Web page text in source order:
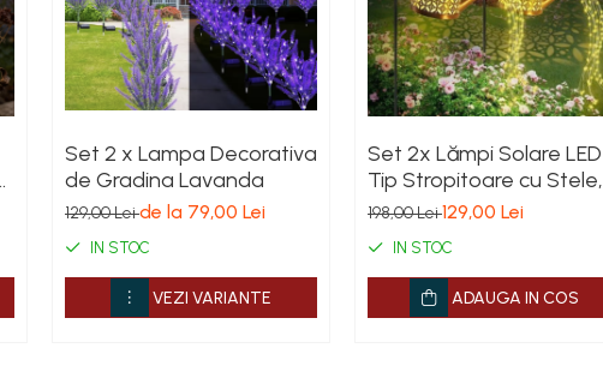
Set 2 x Lampa Decorativa
de Gradina Lavanda
129,00 Leide la 79,00 Lei
IN STOC
VEZI VARIANTE
Set 2x Lămpi Solare LED
Tip Stropitoare cu Stele,
Fier Forjat, Design Retro,
IP65, 80 cm
198,00 Lei129,00 Lei
IN STOC
ADAUGA IN COS